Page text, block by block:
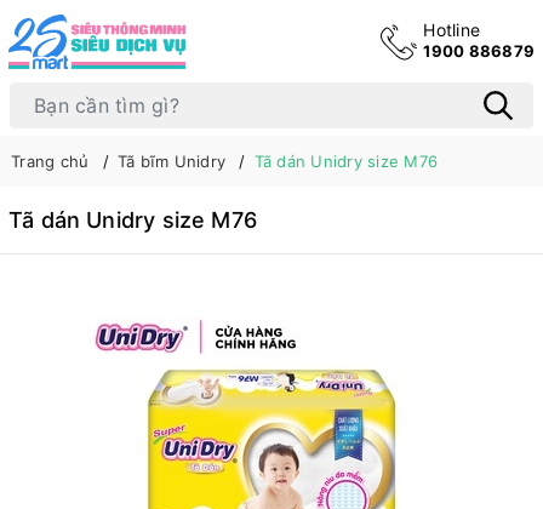
Hotline
1900 886879
Trang chủ Tã bĩm Unidry Tã dán Unidry size M76
Tã dán Unidry size M76